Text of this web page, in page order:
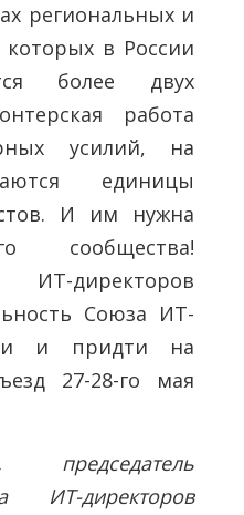
региональных и
которых в России
более двух
работа
усилий, на
единицы
И им нужна
сообщества!
директоров
Союза ИТ-
и придти на
27-28-го мая
председатель
ИТ-директоров